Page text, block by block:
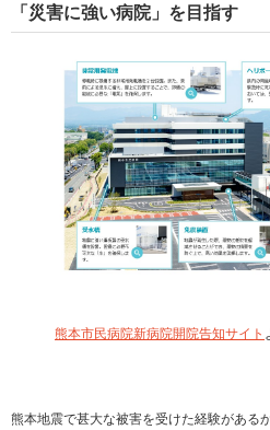
「災害に強い病院」を目指す
熊本市民病院新病院開院告知サイト
熊本地震で甚大な被害を受けた経験がある